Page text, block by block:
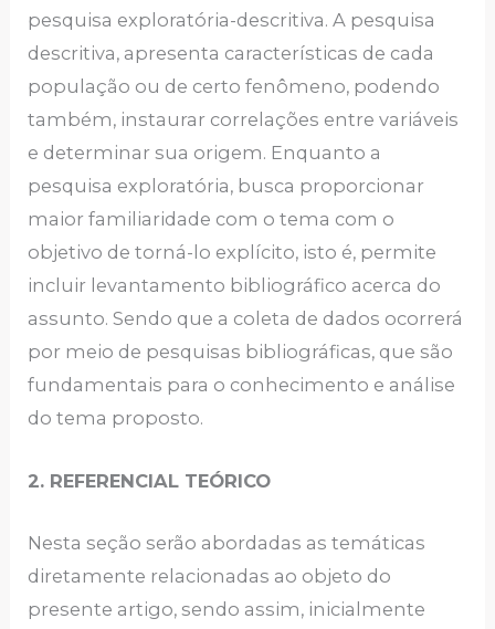
pesquisa exploratória-descritiva. A pesquisa
descritiva, apresenta características de cada
população ou de certo fenômeno, podendo
também, instaurar correlações entre variáveis
e determinar sua origem. Enquanto a
pesquisa exploratória, busca proporcionar
maior familiaridade com o tema com o
objetivo de torná-lo explícito, isto é, permite
incluir levantamento bibliográfico acerca do
assunto. Sendo que a coleta de dados ocorrerá
por meio de pesquisas bibliográficas, que são
fundamentais para o conhecimento e análise
do tema proposto.
2. REFERENCIAL TEÓRICO
Nesta seção serão abordadas as temáticas
diretamente relacionadas ao objeto do
presente artigo, sendo assim, inicialmente